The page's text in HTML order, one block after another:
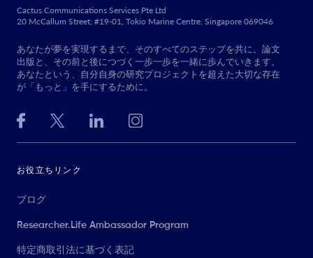
Cactus Communications Services Pte Ltd
20 McCallum Street, #19-01, Tokio Marine Centre, Singapore 069046
あなたが夢を実現するまで、そのすべてのステップを共に。論文
出版と、その前と後につづく一歩一歩を一緒に歩んでいきます。
あなたという、自分自身の研究プロジェクトを超えた大切な存在
が「もっと」を手にするために。
お役立ちリンク
ブログ
Researcher.Life Ambassador Program
特定商取引法に基づく表記